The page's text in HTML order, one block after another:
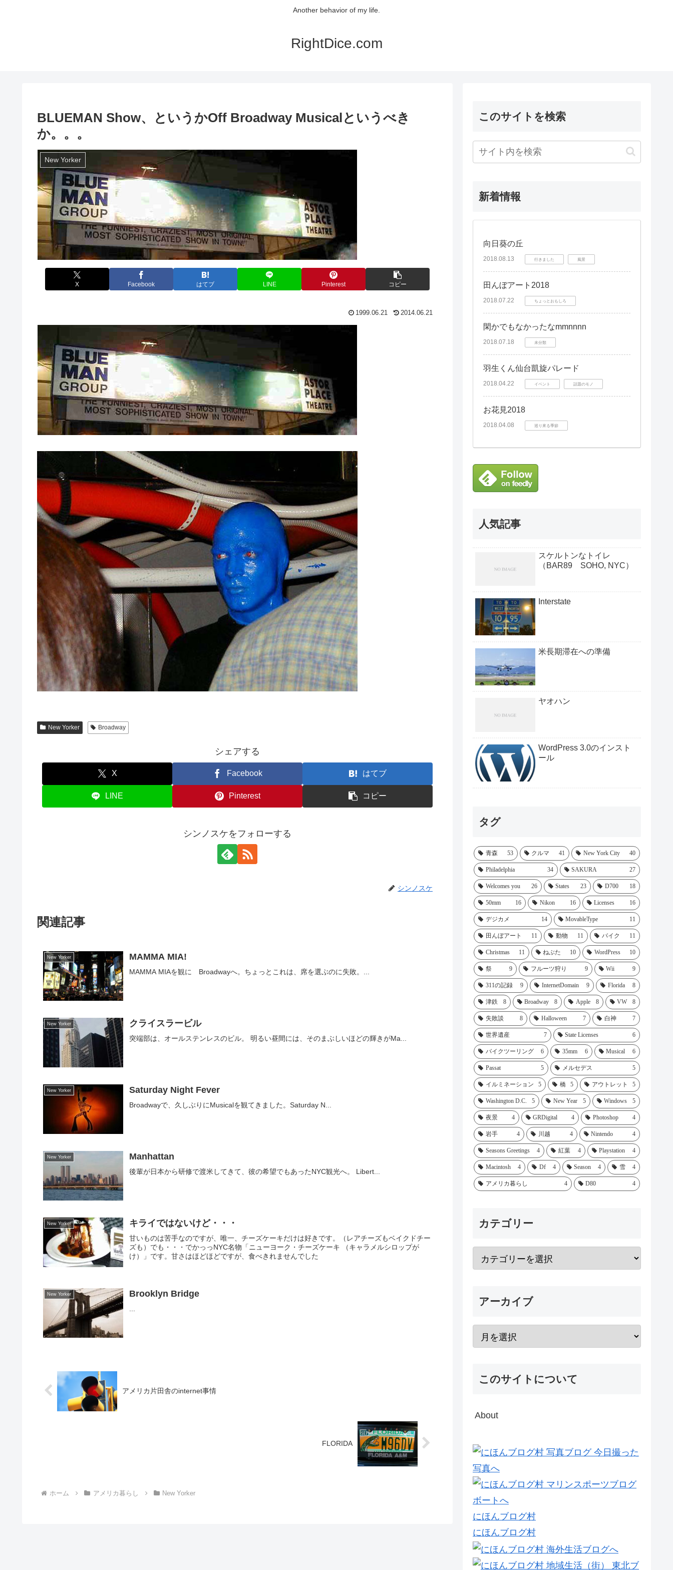
Another behavior of my life.
RightDice.com
BLUEMAN Show、というかOff Broadway Musicalというべき
か。。。
New Yorker
X Facebook はてブ LINE Pinterest コピー
1999.06.21 2014.06.21
New Yorker Broadway
シェアする
X Facebook はてブ
LINE Pinterest コピー
シンノスケをフォローする
シンノスケ
関連記事
New Yorker MAMMA MIA!
MAMMA MIAを観に Broadwayへ。ちょっとこれは、席を選ぶのに失敗。...
New Yorker クライスラービル
突端部は、オールステンレスのビル。 明るい昼間には、そのまぶしいほどの輝きがMa...
New Yorker Saturday Night Fever
Broadwayで、久しぶりにMusicalを観てきました。Saturday N...
New Yorker Manhattan
後輩が日本から研修で渡米してきて、彼の希望でもあったNYC観光へ。 Libert...
New Yorker キライではないけど・・・
甘いものは苦手なのですが、唯一、チーズケーキだけは好きです。（レアチーズもベイクドチー
ズも）でも・・・でかっっNYC名物「ニューヨーク・チーズケーキ （キャラメルシロップが
け）」です。甘さはほどほどですが、食べきれませんでした
New Yorker Brooklyn Bridge
アメリカ片田舎のinternet事情
FLORIDA
ホーム アメリカ暮らし New Yorker
このサイトを検索
新着情報
向日葵の丘
2018.08.13 行きました 風景
田んぼアート2018
2018.07.22 ちょっとおもしろ
閑かでもなかったなmmnnnn
2018.07.18 未分類
羽生くん仙台凱旋パレード
2018.04.22 イベント 話題のモノ
お花見2018
2018.04.08 巡り來る季節
人気記事
スケルトンなトイレ
（BAR89 SOHO, NYC）
Interstate
米長期滞在への準備
ヤオハン
WordPress 3.0のインスト
ール
タグ
青森 53 クルマ 41 New York City 40
Philadelphia 34 SAKURA 27
Welcomes you 26 States 23 D700 18
50mm 16 Nikon 16 Licenses 16
デジカメ 14 MovableType 11
田んぼアート 11 動物 11 バイク 11
Christmas 11 ねぶた 10 WordPress 10
祭 9 フルーツ狩り 9 Wii 9
311の記録 9 InternetDomain 9 Florida 8
津鉄 8 Broadway 8 Apple 8 VW 8
失敗談 8 Halloween 7 白神 7
世界遺産 7 State Licenses 6
バイクツーリング 6 35mm 6 Musical 6
Passat 5 メルセデス 5
イルミネーション 5 橋 5 アウトレット 5
Washington D.C. 5 New Year 5 Windows 5
夜景 4 GRDigital 4 Photoshop 4
岩手 4 川越 4 Nintendo 4
Seasons Greetings 4 紅葉 4 Playstation 4
Macintosh 4 Df 4 Season 4 雪 4
アメリカ暮らし 4 D80 4
カテゴリー
アーカイブ
このサイトについて
About
にほんブログ村
にほんブログ村